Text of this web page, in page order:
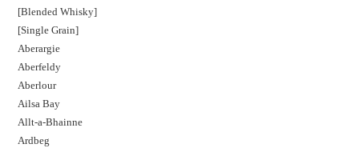
[Blended Whisky]
[Single Grain]
Aberargie
Aberfeldy
Aberlour
Ailsa Bay
Allt-a-Bhainne
Ardbeg